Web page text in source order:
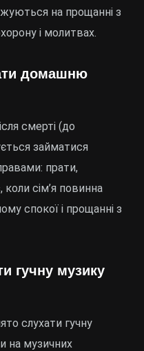
на прощанні з
і молитвах.
домашню
смерті (до
займатися
прати,
сім’я повинна
спокої і прощанні з
гучну музику
слухати гучну
на музичних